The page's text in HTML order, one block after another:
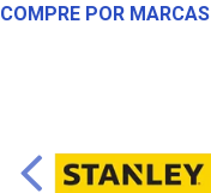
COMPRE POR MARCAS